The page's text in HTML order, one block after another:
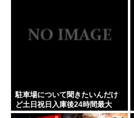
駐車場について聞きたいんだけ
ど土日祝日入庫後24時間最大
800円って日曜いれて出庫日が平